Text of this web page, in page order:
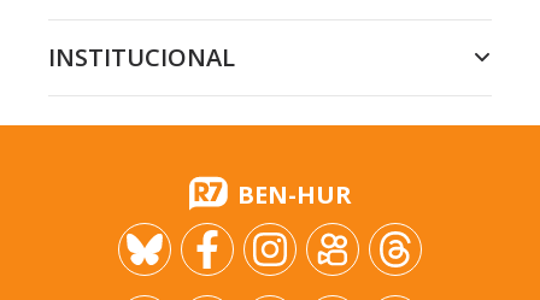
INSTITUCIONAL
BEN-HUR